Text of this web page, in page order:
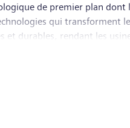
de premier plan
qui
durables, rendant les
l'entreprise cotée en